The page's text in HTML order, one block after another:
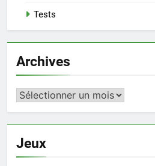
Tests
Archives
Archives
Jeux